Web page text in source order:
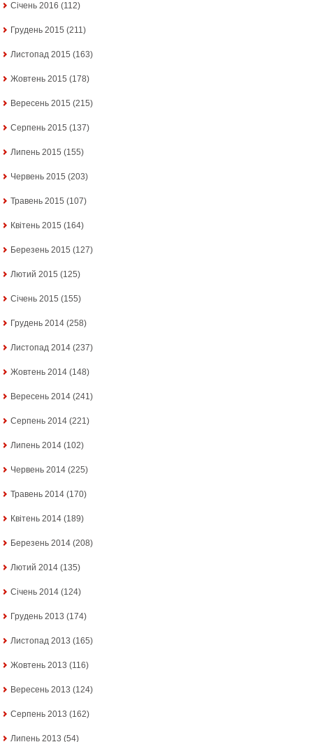
Січень 2016 (112)
Грудень 2015 (211)
Листопад 2015 (163)
Жовтень 2015 (178)
Вересень 2015 (215)
Серпень 2015 (137)
Липень 2015 (155)
Червень 2015 (203)
Травень 2015 (107)
Квітень 2015 (164)
Березень 2015 (127)
Лютий 2015 (125)
Січень 2015 (155)
Грудень 2014 (258)
Листопад 2014 (237)
Жовтень 2014 (148)
Вересень 2014 (241)
Серпень 2014 (221)
Липень 2014 (102)
Червень 2014 (225)
Травень 2014 (170)
Квітень 2014 (189)
Березень 2014 (208)
Лютий 2014 (135)
Січень 2014 (124)
Грудень 2013 (174)
Листопад 2013 (165)
Жовтень 2013 (116)
Вересень 2013 (124)
Серпень 2013 (162)
Липень 2013 (54)